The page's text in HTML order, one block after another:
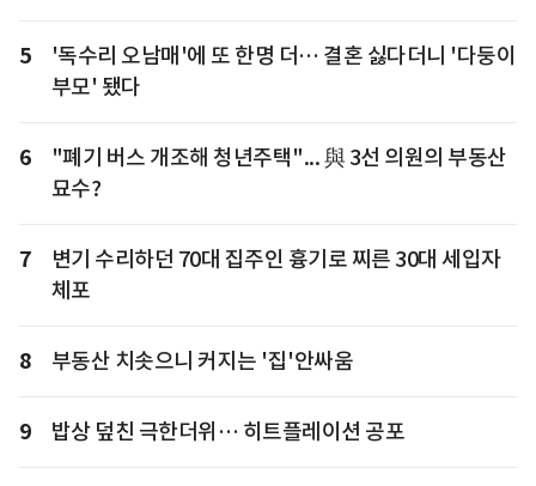
5
'독수리 오남매'에 또 한명 더… 결혼 싫다더니 '다둥이
부모' 됐다
6
"폐기 버스 개조해 청년주택"... 與 3선 의원의 부동산
묘수?
7
변기 수리하던 70대 집주인 흉기로 찌른 30대 세입자
체포
8 부동산 치솟으니 커지는 '집'안싸움
9 밥상 덮친 극한더위… 히트플레이션 공포